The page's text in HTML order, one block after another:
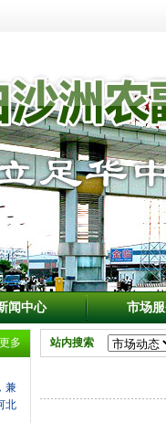
闻中心 市场
更多
兼
北
站内搜索